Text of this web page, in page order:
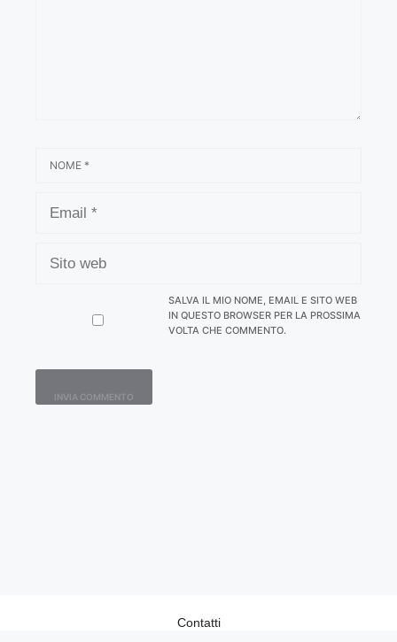
WEB
SALVA IL MIO NOME, EMAIL E SITO WEB
IN QUESTO BROWSER PER LA PROSSIMA
VOLTA CHE COMMENTO.
Contatti